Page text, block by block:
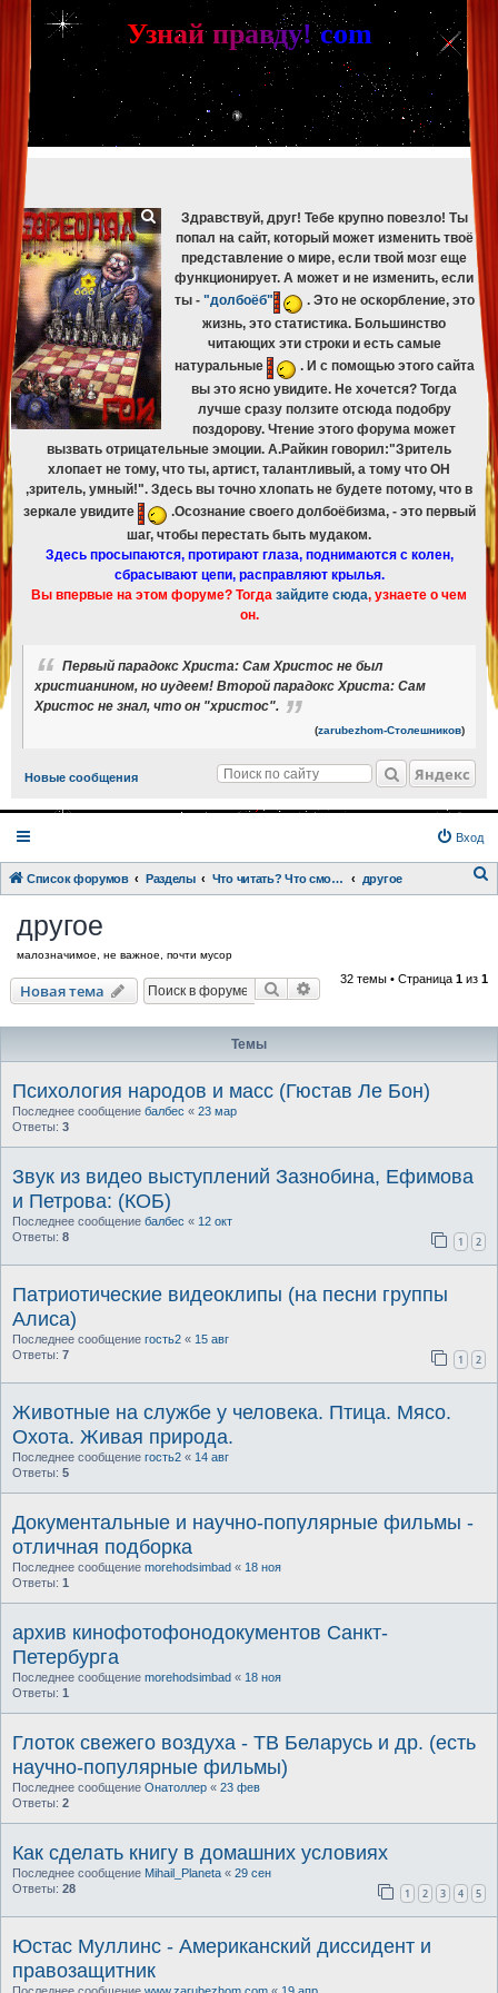
[phpBB Debug] PHP Warning : in file [ROOT]/phpbb/db/driver/mysqli.php
mysqli_fetch_assoc(): Couldn't fetch mysqli_result
[phpBB Debug] PHP Warning: in file[ROOT]/phpbb/db/driver/mysqli.php 329
mysqli_free_result(): Couldn't fetch mysqli_result
[phpBB Debug] PHP Warning
[ROOT]/phpbb/db/driver/mysqli.php on line 265
mysqli_fetch_assoc(): Couldn't fetch mysqli_result
[phpBB Debug] PHP Warning
: in file [ROOT]/phpbb/db/driver/mysqli.php on line329
mysqli_free_result(): Couldn't fetch mysqli_result
[phpBB Debug] PHP Warning: in file [ROOT]/phpbb/db/driver/mysqli.php on line 265
mysqli_fetch_assoc(): Couldn't fetch mysqli_result
[phpBB Debug] PHP Warning
[ROOT]/phpbb/db/driver/mysqli.php on line329:
mysqli_free_result(): Couldn't fetch mysqli_result
Узнай правду! com
Здравствуй, друг! Тебе крупно повезло! Ты
попал на сайт, который может изменить твоё
представление о мире, если твой мозг еще
функционирует. А может и не изменить, если
ты - "долбоёб"
. Это не оскорбление, это
жизнь, это статистика. Большинство
читающих эти строки и есть самые
натуральные
. И с помощью этого сайта
вы это ясно увидите. Не хочется? Тогда
лучше сразу ползите отсюда подобру
поздорову. Чтение этого форума может
вызвать отрицательные эмоции. А.Райкин говорил:"Зритель
хлопает не тому, что ты, артист, талантливый, а тому что ОН
,зритель, умный!". Здесь вы точно хлопать не будете потому, что в
зеркале увидите
.Осознание своего долбоёбизма, - это первый
шаг, чтобы перестать быть мудаком.
Здесь просыпаются, протирают глаза, поднимаются с колен,
сбрасывают цепи, расправляют крылья.
Вы впервые на этом форуме? Тогда зайдите сюда, узнаете о чем
он.
Первый парадокс Христа: Сам Христос не был
христианином, но иудеем! Второй парадокс Христа: Сам
Христос не знал, что он "христос".
(zarubezhom-Столешников)
Новые сообщения Яндекс
Вход
Список форумов Разделы Что читать? Что смотреть? Книги и фильмы в кратком изложении другое
другое
малозначимое, не важное, почти мусор
Новая тема Поиск Расширенный поиск
32 темы • Страница 1 из 1
Темы
Психология народов и масс (Гюстав Ле Бон)
Последнее сообщение балбес « 23 мар
Ответы: 3
Звук из видео выступлений Зазнобина, Ефимова
и Петрова: (КОБ)
Последнее сообщение балбес « 12 окт
Ответы: 8 1 2
Патриотические видеоклипы (на песни группы
Алиса)
Последнее сообщение гость2 « 15 авг
Ответы: 7 1 2
Животные на службе у человека. Птица. Мясо.
Охота. Живая природа.
Последнее сообщение гость2 « 14 авг
Ответы: 5
Документальные и научно-популярные фильмы -
отличная подборка
Последнее сообщение morehodsimbad « 18 ноя
Ответы: 1
архив кинофотофонодокументов Санкт-
Петербурга
Последнее сообщение morehodsimbad « 18 ноя
Ответы: 1
Глоток свежего воздуха - ТВ Беларусь и др. (есть
научно-популярные фильмы)
Последнее сообщение Онатоллер « 23 фев
Ответы: 2
Как сделать книгу в домашних условиях
Последнее сообщение Mihail_Planeta « 29 сен
Ответы: 28 1 2 3 4 5
Юстас Муллинс - Американский диссидент и
правозащитник